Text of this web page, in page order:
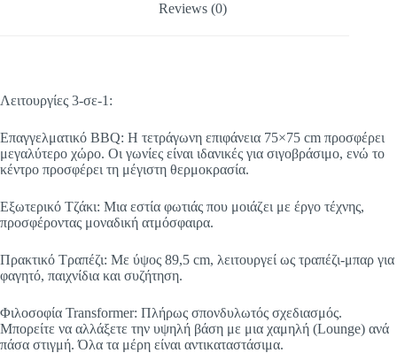
Reviews (0)
Λειτουργίες 3-σε-1:
Επαγγελματικό BBQ: Η τετράγωνη επιφάνεια 75×75 cm προσφέρει
μεγαλύτερο χώρο. Οι γωνίες είναι ιδανικές για σιγοβράσιμο, ενώ το
κέντρο προσφέρει τη μέγιστη θερμοκρασία.
Εξωτερικό Τζάκι: Μια εστία φωτιάς που μοιάζει με έργο τέχνης,
προσφέροντας μοναδική ατμόσφαιρα.
Πρακτικό Τραπέζι: Με ύψος 89,5 cm, λειτουργεί ως τραπέζι-μπαρ για
φαγητό, παιχνίδια και συζήτηση.
Φιλοσοφία Transformer: Πλήρως σπονδυλωτός σχεδιασμός.
Μπορείτε να αλλάξετε την υψηλή βάση με μια χαμηλή (Lounge) ανά
πάσα στιγμή. Όλα τα μέρη είναι αντικαταστάσιμα.